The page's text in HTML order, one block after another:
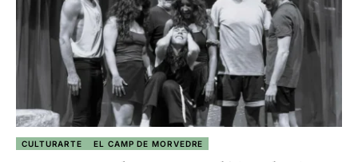
CULTURARTE EL CAMP DE MORVEDRE